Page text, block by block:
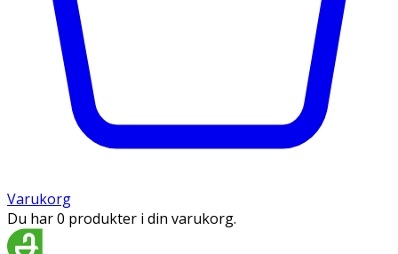
Varukorg
Du har 0 produkter i din varukorg.